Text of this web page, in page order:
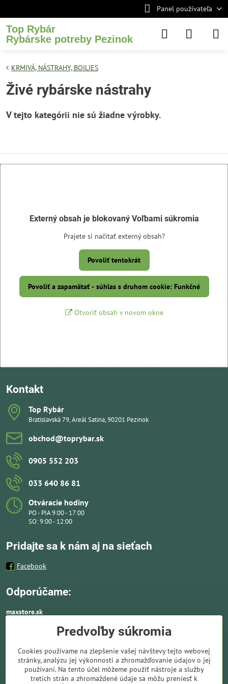
Panel používateľa
Top Rybár
Rybárske potreby Pezinok
KRMIVÁ, NÁSTRAHY, BOILIES
Živé rybárske nástrahy
Externý obsah je blokovaný Voľbami súkromia
Prajete si načítať externý obsah?
Povoliť tentokrát
Povoliť a zapamätať - súhlas s druhom cookie: Funkčné
Otvoriť obsah v novom okne
Kontakt
Top Rybár
Bratislavská 79, Areál Satina, 90201 Pezinok
obchod​@toprybar​.sk
0905 552 203
033 640 86 81
Otváracie hodiny
PO - PIA 9:00 - 17:00
SO: 9:00 - 12:00
Pridajte sa k nám aj na sieťach
Facebook
Odporúčame:
maxstore.sk
Kvalitné nafukovacie člny a lodné elektromotory
vhodné aj k moru a doplnky ako záchranné vesty,
pádla, kotvy a vybavenie pre vodnú turistiku.
Ponúkame solárne panely a nabíjače. Kompletné
solárne systémy ideálne pre lode, karavany,
Predvoľby súkromia
Cookies používame na zlepšenie vašej návštevy tejto webovej
stránky, analýzu jej výkonnosti a zhromažďovanie údajov o jej
používaní. Na tento účel môžeme použiť nástroje a služby
tretích strán a zhromaždené údaje sa môžu preniesť k